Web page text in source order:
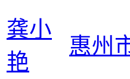
龚小
艳
惠州